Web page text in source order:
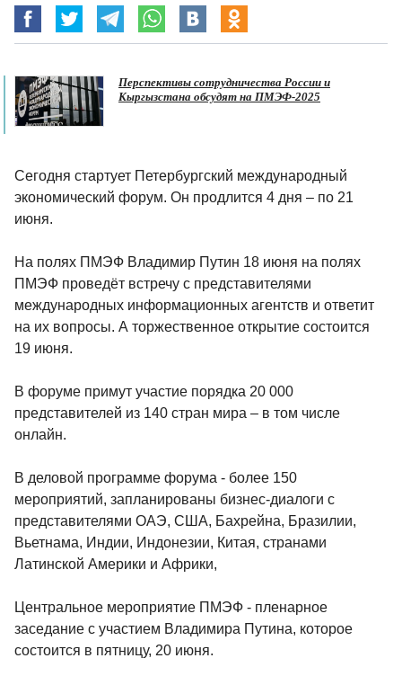
Перспективы сотрудничества России и
Кыргызстана обсудят на ПМЭФ-2025
Сегодня стартует Петербургский международный
экономический форум. Он продлится 4 дня – по 21
июня.
На полях ПМЭФ Владимир Путин 18 июня на полях
ПМЭФ проведёт встречу с представителями
международных информационных агентств и ответит
на их вопросы. А торжественное открытие состоится
19 июня.
В форуме примут участие порядка 20 000
представителей из 140 стран мира – в том числе
онлайн.
В деловой программе форума - более 150
мероприятий, запланированы бизнес-диалоги с
представителями ОАЭ, США, Бахрейна, Бразилии,
Вьетнама, Индии, Индонезии, Китая, странами
Латинской Америки и Африки,
Центральное мероприятие ПМЭФ - пленарное
заседание с участием Владимира Путина, которое
состоится в пятницу, 20 июня.